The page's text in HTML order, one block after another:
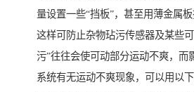
量设置一些“挡板”，甚至用薄金属板
这样可防止杂物玷污传感器及某些
污”往往会使可动部分运动不爽，而
系统有无运动不爽现象，可以用以